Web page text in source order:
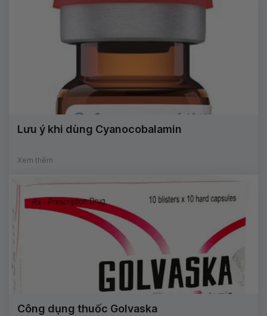
Lưu ý khi dùng Cyanocobalamin
Xem thêm
Công dụng thuốc Golvaska